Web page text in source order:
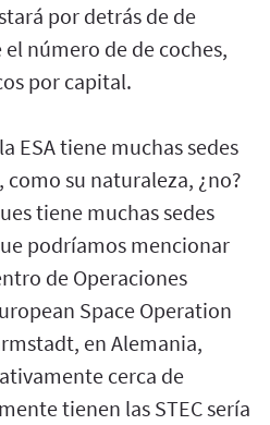
por detrás de de
número de de coches,
por capital.
ESA tiene muchas sedes
su naturaleza, ¿no?
tiene muchas sedes
podríamos mencionar
de Operaciones
Space Operation
en Alemania,
cerca de
tienen las STEC sería